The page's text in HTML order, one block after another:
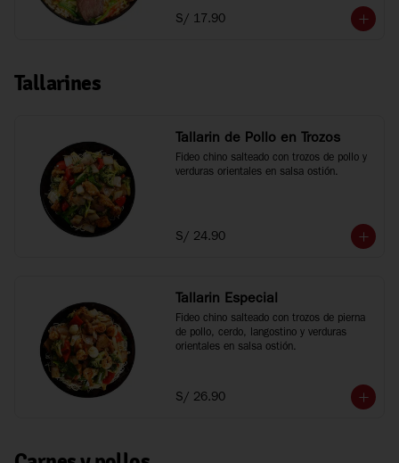
S/ 17.90
Tallarines
Tallarin de Pollo en Trozos
Fideo chino salteado con trozos de pollo y
verduras orientales en salsa ostión.
S/ 24.90
Tallarin Especial
Fideo chino salteado con trozos de pierna
de pollo, cerdo, langostino y verduras
orientales en salsa ostión.
S/ 26.90